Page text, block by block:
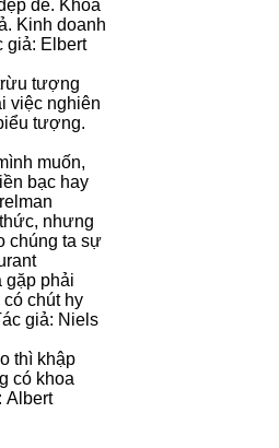
đẽ. Khoa
Kinh doanh
giả: Elbert
tượng
việc nghiên
tượng.
muốn,
bạc hay
nhưng
chúng ta sự
gặp phải
chút hy
giả: Niels
thì khập
có khoa
Albert